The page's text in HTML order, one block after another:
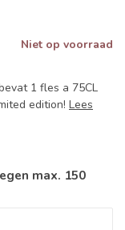
Niet op voorraad
1 fles a 75CL
edition! Lees
max. 150